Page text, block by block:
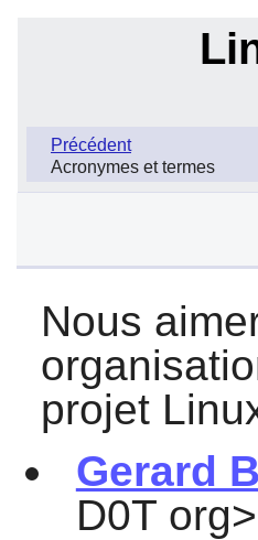
Précédent
Acronymes et termes
Nous
projet
Gerard
D0T